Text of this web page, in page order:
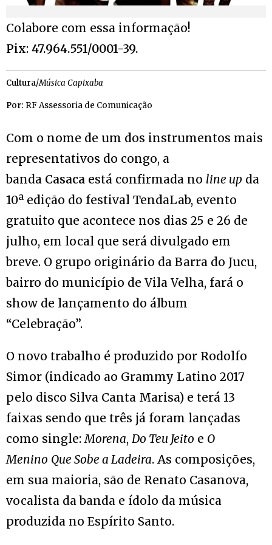
Colabore com essa informação!
Pix: 47.964.551/0001-39.
Cultura/Música Capixaba
Por: RF Assessoria de Comunicação
Com o nome de um dos instrumentos mais
representativos do congo, a
banda Casaca está confirmada no line up da
10ª edição do festival TendaLab, evento
gratuito que acontece nos dias 25 e 26 de
julho, em local que será divulgado em
breve. O grupo originário da Barra do Jucu,
bairro do município de Vila Velha, fará o
show de lançamento do álbum
“Celebração”.
O novo trabalho é produzido por Rodolfo
Simor (indicado ao Grammy Latino 2017
pelo disco Silva Canta Marisa) e terá 13
faixas sendo que três já foram lançadas
como single:Morena, Do Teu Jeito e O
Menino Que Sobe a Ladeira. As composições,
em sua maioria, são de Renato Casanova,
vocalista da banda e ídolo da música
produzida no Espírito Santo.